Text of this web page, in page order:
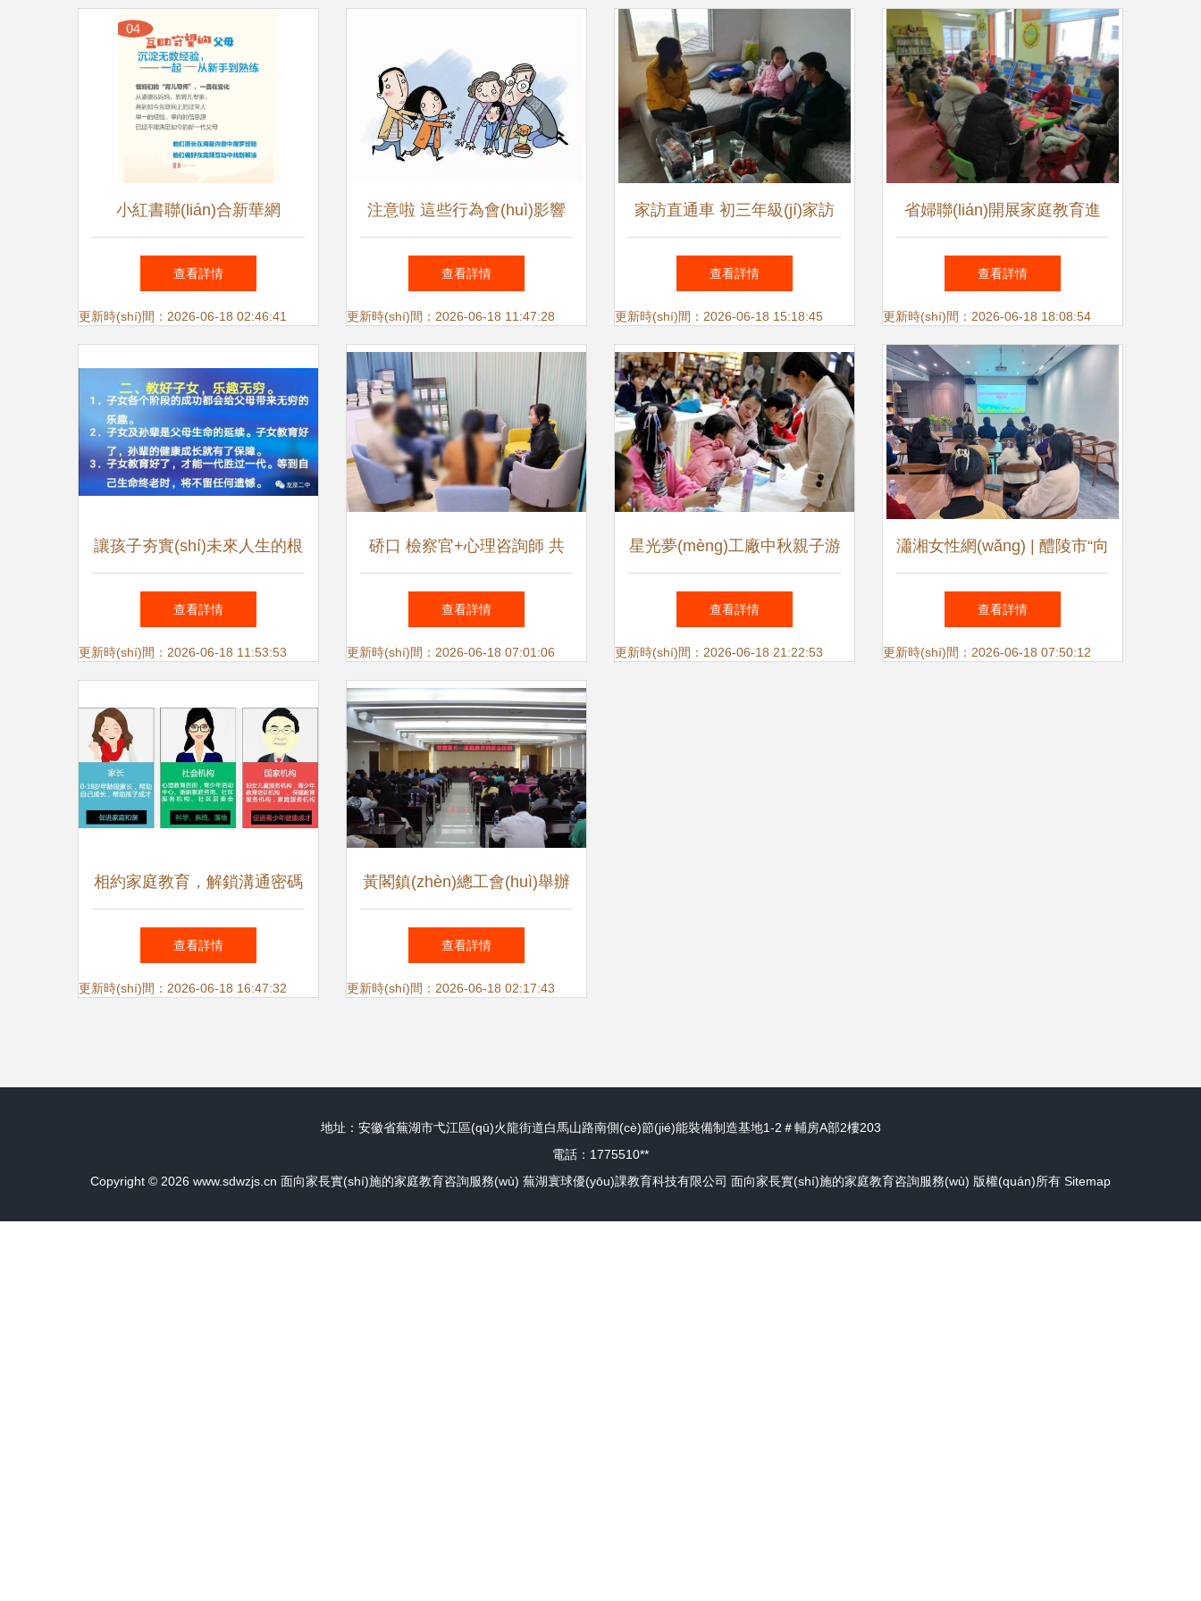
小紅書聯(lián)合新華網
(wǎng)發(fā)布《父母觀察報
(bào)告》 “不掃興父母”與“精
簡式育兒”成為新一代父母育
兒經(jīng)
查看詳情
更新時(shí)間：2026-06-18 02:46:41
注意啦 這些行為會(huì)影響
孩子的將來——面向家長實
(shí)施的家庭教育咨詢服務
(wù)
查看詳情
更新時(shí)間：2026-06-18 11:47:28
家訪直通車 初三年級(jí)家訪
日記選讀（1月26日）——讓
成長導(dǎo)航更加清晰
查看詳情
更新時(shí)間：2026-06-18 15:18:45
省婦聯(lián)開展家庭教育進
(jìn)社區(qū)活動(dòng)，為
家長提供零距離咨詢服務(wù)
查看詳情
更新時(shí)間：2026-06-18 18:08:54
讓孩子夯實(shí)未來人生的根
基丨龍泉二中舉辦家庭教育知
識(shí)講座
查看詳情
更新時(shí)間：2026-06-18 11:53:53
硚口 檢察官+心理咨詢師 共
把“家庭教育脈” 面向家長實
(shí)施的家庭教育咨詢服務
(wù)
查看詳情
更新時(shí)間：2026-06-18 07:01:06
星光夢(mèng)工廠中秋親子游
園會(huì)招募 月餅香中賞魔
術(shù)，親子互動(dòng)贏大
查看詳情
更新時(shí)間：2026-06-18 21:22:53
瀟湘女性網(wǎng) | 醴陵市“向
陽花”行動(dòng)正式啟動
(dòng) 點(diǎn)亮家庭教育之
查看詳情
更新時(shí)間：2026-06-18 07:50:12
相約家庭教育，解鎖溝通密碼
——二期家庭教育指導(dǎo)
者實(shí)操培訓(xùn)啟動
查看詳情
更新時(shí)間：2026-06-18 16:47:32
黃閣鎮(zhèn)總工會(huì)舉辦
《智慧家長-家庭教育的黃金
法則》家庭教育講座活動
查看詳情
更新時(shí)間：2026-06-18 02:17:43
地址：安徽省蕪湖市弋江區(qū)火龍街道白馬山路南側(cè)節(jié)能裝備制造基地1-2＃輔房A部2樓203
電話：1775510**
Copyright © 2026 www.sdwzjs.cn 面向家長實(shí)施的家庭教育咨詢服務(wù) 蕪湖寰球優(yōu)課教育科技有限公司 面向家長實(shí)施的家庭教育咨詢服務(wù) 版權(quán)所有 Sitemap